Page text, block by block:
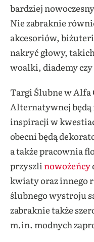
bardziej
Nie zabraknie
akcesoriów,
nakryć głowy,
woalki, diademy
Targi Ślubne w Alfa
Alternatywnej będą
inspiracji w
obecni będą
a także pracownia
przyszli nowożeńcy
kwiaty oraz innego
ślubnego wystroju
zabraknie także
m.in. modnych